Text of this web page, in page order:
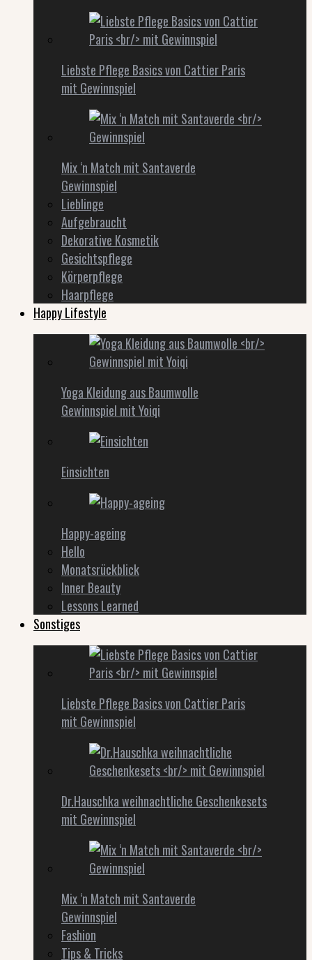
Liebste Pflege Basics von Cattier Paris
mit Gewinnspiel
Mix ‘n Match mit Santaverde
Gewinnspiel
Lieblinge
Aufgebraucht
Dekorative Kosmetik
Gesichtspflege
Körperpflege
Haarpflege
Happy Lifestyle
Yoga Kleidung aus Baumwolle
Gewinnspiel mit Yoiqi
Einsichten
Happy-ageing
Hello
Monatsrückblick
Inner Beauty
Lessons Learned
Sonstiges
Liebste Pflege Basics von Cattier Paris
mit Gewinnspiel
Dr.Hauschka weihnachtliche Geschenkesets
mit Gewinnspiel
Mix ‘n Match mit Santaverde
Gewinnspiel
Fashion
Tips & Tricks